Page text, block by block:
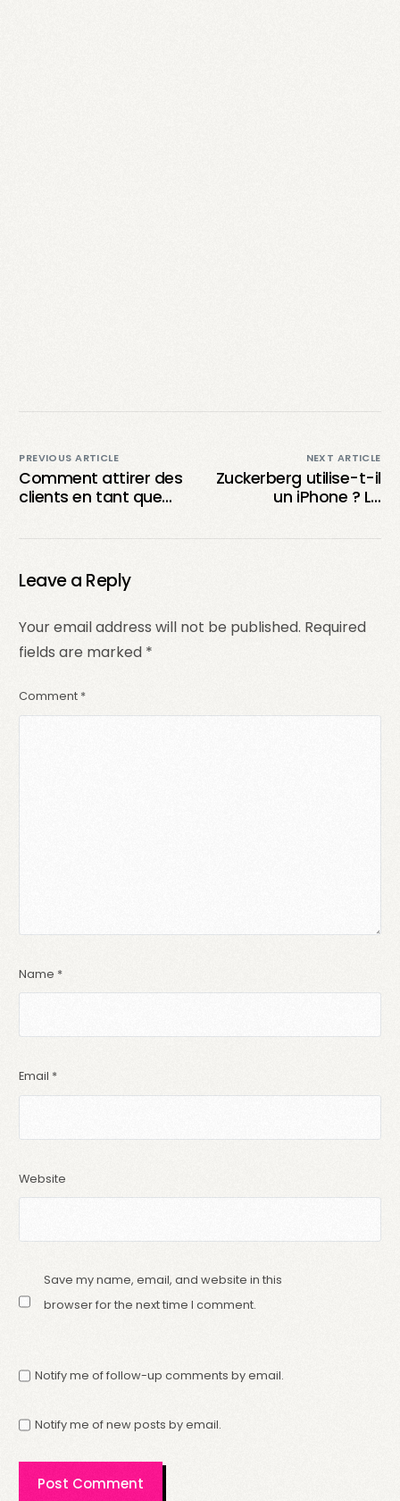
PREVIOUS ARTICLE
Comment attirer des
clients en tant que
UGC ?
NEXT ARTICLE
Zuckerberg utilise-t-il
un iPhone ? La
milliardaires de la
Leave a Reply
Your email address will not be published. Required
fields are marked *
Comment *
Name *
Email *
Website
Save my name, email, and website in this
browser for the next time I comment.
Notify me of follow-up comments by email.
Notify me of new posts by email.